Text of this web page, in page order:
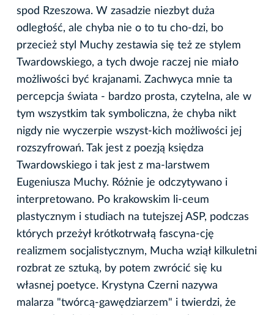
spod Rzeszowa. W zasadzie niezbyt duża
odległość, ale chyba nie o to tu cho-dzi, bo
przecież styl Muchy zestawia się też ze stylem
Twardowskiego, a tych dwoje raczej nie miało
możliwości być krajanami. Zachwyca mnie ta
percepcja świata - bardzo prosta, czytelna, ale w
tym wszystkim tak symboliczna, że chyba nikt
nigdy nie wyczerpie wszyst-kich możliwości jej
rozszyfrowań. Tak jest z poezją księdza
Twardowskiego i tak jest z ma-larstwem
Eugeniusza Muchy. Różnie je odczytywano i
interpretowano. Po krakowskim li-ceum
plastycznym i studiach na tutejszej ASP, podczas
których przeżył krótkotrwałą fascyna-cję
realizmem socjalistycznym, Mucha wziął kilkuletni
rozbrat ze sztuką, by potem zwrócić się ku
własnej poetyce. Krystyna Czerni nazywa
malarza "twórcą-gawędziarzem" i twierdzi, że